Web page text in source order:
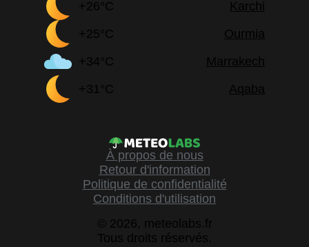
+26°C
Karchi
+25°C
Ourmia
+34°C
Marrakech
+31°C
Aqaba
À propos de nous
Retour d'information
Politique de confidentialité
Conditions d'utilisation
© 2026, meteolabs.fr
Tous droits réservés.